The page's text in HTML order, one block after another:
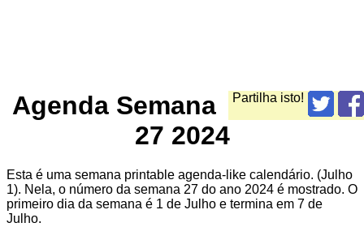
Partilha isto!
Agenda Semana
27 2024
Esta é uma semana printable agenda-like calendário. (Julho
1). Nela, o número da semana 27 do ano 2024 é mostrado. O
primeiro dia da semana é 1 de Julho e termina em 7 de
Julho.